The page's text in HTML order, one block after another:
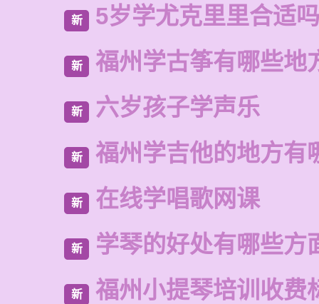
新 5岁学尤克里里合适吗
新 福州学古筝有哪些地
新 六岁孩子学声乐
新 福州学吉他的地方有
新 在线学唱歌网课
新 学琴的好处有哪些方
新 福州小提琴培训收费